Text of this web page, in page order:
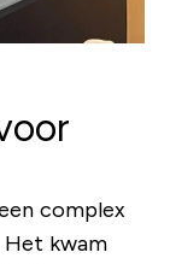
complex
Het kwam